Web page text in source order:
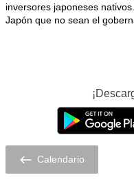
inversores japoneses
Japón que no sean el
Calendario